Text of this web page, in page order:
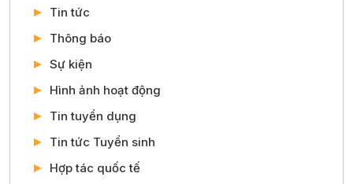
Tin tức
Thông báo
Sự kiện
Hình ảnh hoạt động
Tin tuyển dụng
Tin tức Tuyển sinh
Hợp tác quốc tế